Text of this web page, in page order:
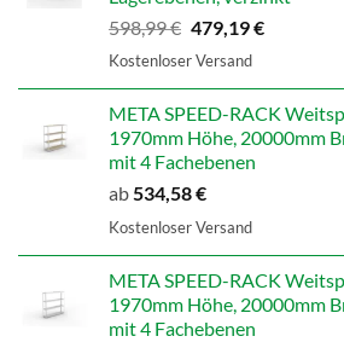
598,99€ Ursprünglicher
Preis
479,19€Aktueller
Kostenloser Versand
META SPEED-RACK
1970mm Höhe, 20000mm
mit 4 Fachebenen
ab534,58€
Kostenloser Versand
META SPEED-RACK
1970mm Höhe, 20000mm
mit 4 Fachebenen